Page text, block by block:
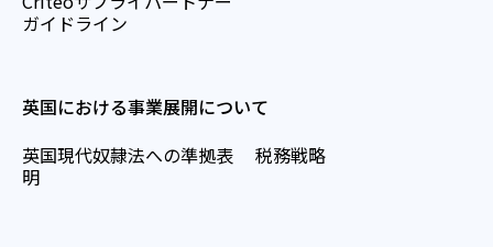
ガイドライン
英国における事業展開について
英国現代奴隷法への準拠表
明
税務戦略